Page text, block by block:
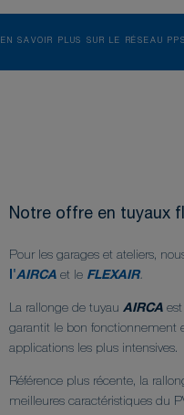
EN SAVOIR PLUS SUR LE RÉSEAU PPS
Notre offre en tuyaux
Pour les garages et ateliers,
l'AIRCA et le FLEXAIR.
La rallonge de tuyau AIRCA
garantit le bon fonctionnement
applications les plus intensives.
Référence plus récente, la
meilleures caractéristiques du